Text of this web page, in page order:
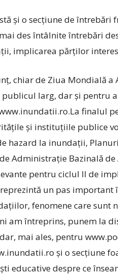
și o secțiune de
des întâlnite întrebări
implicarea părților
chiar de Ziua Mondială
larg, dar și pentru
finalul
și instituțiile publice
hazard la inundații,
Administrație Bazinală
pentru ciclul II de
un pas
fenomene care sunt
am întreprins, punem la
mai ales, pentru
și o secțiune
educative despre ce